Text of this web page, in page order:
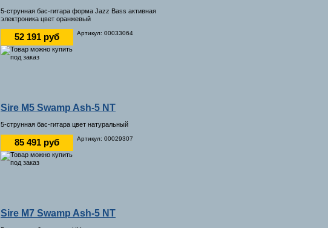
5-струнная бас-гитара форма Jazz Bass активная
электроника цвет оранжевый
52 191 руб Артикул: 00033064
Sire M5 Swamp Ash-5 NT
5-струнная бас-гитара цвет натуральный
85 491 руб Артикул: 00029307
Sire M7 Swamp Ash-5 NT